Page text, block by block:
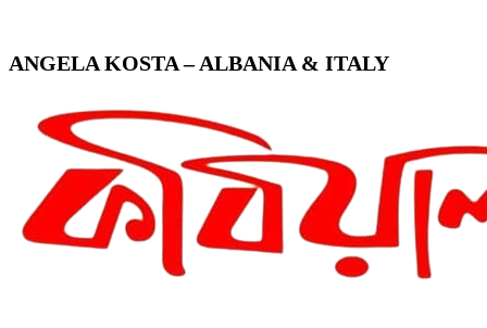
ANGELA KOSTA – ALBANIA & ITALY